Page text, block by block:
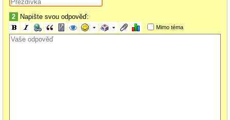
2 Napište svou odpověď:
Mimo téma